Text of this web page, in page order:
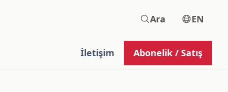
İletişim Abonelik / Satış
Ara EN